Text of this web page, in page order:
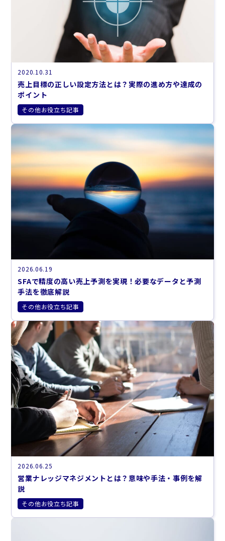
2020.10.31
売上目標の正しい設定方法とは？実際の進め方や達成の
ポイント
その他お役立ち記事
2026.06.19
SFAで精度の高い売上予測を実現！必要なデータと予測
手法を徹底解説
その他お役立ち記事
2026.06.25
営業ナレッジマネジメントとは？意味や手法・事例を解
説
その他お役立ち記事